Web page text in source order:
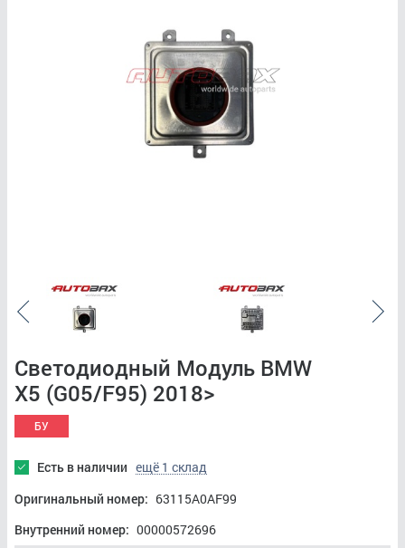
Светодиодный Модуль BMW
X5 (G05/F95) 2018>
БУ
Есть в наличии ещё 1 склад
Оригинальный номер: 63115A0AF99
Внутренний номер: 00000572696